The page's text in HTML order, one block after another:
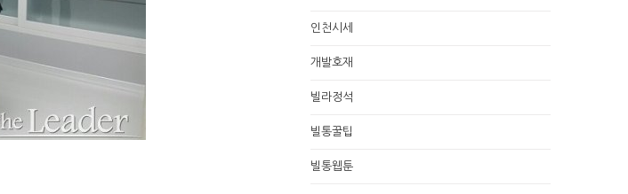
인천시세
개발호재
빌라정석
빌통꿀팁
빌통웹툰